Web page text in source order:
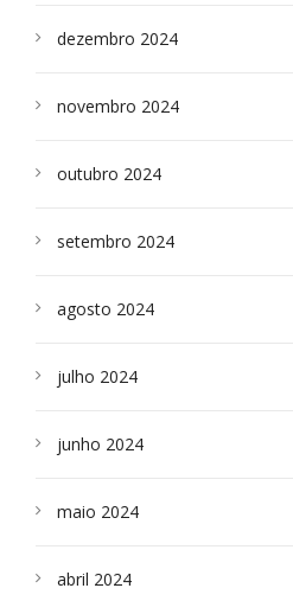
dezembro 2024
novembro 2024
outubro 2024
setembro 2024
agosto 2024
julho 2024
junho 2024
maio 2024
abril 2024